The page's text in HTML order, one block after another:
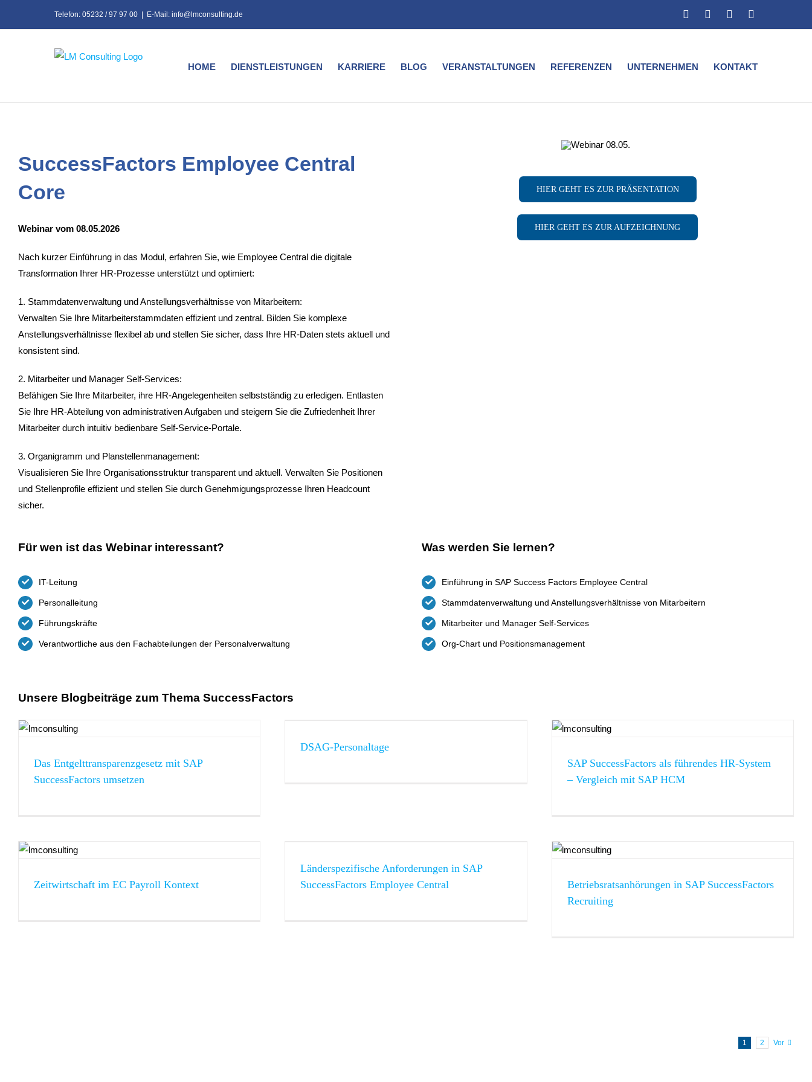
Telefon: 05232 / 97 97 00 E-Mail: info@lmconsulting.de Facebook
Xing Instagram
HOME DIENSTLEISTUNGEN KARRIERE BLOG VERANSTALTUNGEN REFERENZEN UNTERNEHMEN KONTAKT
SuccessFactors Employee Central
Core
Webinar vom 08.05.2026
Nach kurzer Einführung in das Modul, erfahren Sie, wie Employee Central die digitale
Transformation Ihrer HR-Prozesse unterstützt und optimiert:
1. Stammdatenverwaltung und Anstellungsverhältnisse von Mitarbeitern:
Verwalten Sie Ihre Mitarbeiterstammdaten effizient und zentral. Bilden Sie komplexe
Anstellungsverhältnisse flexibel ab und stellen Sie sicher, dass Ihre HR-Daten stets aktuell und
konsistent sind.
2. Mitarbeiter und Manager Self-Services:
Befähigen Sie Ihre Mitarbeiter, ihre HR-Angelegenheiten selbstständig zu erledigen. Entlasten
Sie Ihre HR-Abteilung von administrativen Aufgaben und steigern Sie die Zufriedenheit Ihrer
Mitarbeiter durch intuitiv bedienbare Self-Service-Portale.
3. Organigramm und Planstellenmanagement:
Visualisieren Sie Ihre Organisationsstruktur transparent und aktuell. Verwalten Sie Positionen
und Stellenprofile effizient und stellen Sie durch Genehmigungsprozesse Ihren Headcount
sicher.
HIER GEHT ES ZUR PRÄSENTATION
HIER GEHT ES ZUR AUFZEICHNUNG
Für wen ist das Webinar interessant?
IT-Leitung
Personalleitung
Führungskräfte
Verantwortliche aus den Fachabteilungen der Personalverwaltung
Was werden Sie lernen?
Einführung in SAP Success Factors Employee Central
Stammdatenverwaltung und Anstellungsverhältnisse von Mitarbeitern
Mitarbeiter und Manager Self-Services
Org-Chart und Positionsmanagement
Unsere Blogbeiträge zum Thema SuccessFactors
Das Entgelttransparenzgesetz mit SAP
SuccessFactors umsetzen
DSAG-Personaltage
EU DSGVO
SAP SuccessFactors als führendes HR-System
– Vergleich mit SAP HCM
Zeitwirtschaft im EC Payroll Kontext
Länderspezifische Anforderungen in SAP
SuccessFactors Employee Central
Betriebsratsanhörungen in SAP SuccessFactors
Recruiting
1 2 Vor